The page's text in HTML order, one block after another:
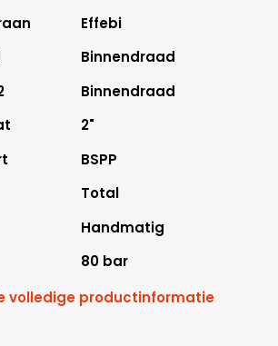
Effebi
Binnendraad
Binnendraad
2"
BSPP
Total
Handmatig
80 bar
volledige productinformatie